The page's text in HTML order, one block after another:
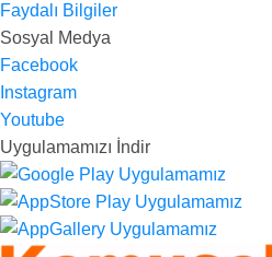
Faydalı Bilgiler
Sosyal Medya
Facebook
Instagram
Youtube
Uygulamamızı İndir